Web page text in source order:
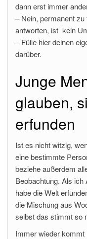
dann erst immer
– Nein, permanent
antworten, ist kein
– Fülle hier deinen
darüber.
Junge
glauben,
erfunden
Ist es nicht witzig,
eine bestimmte
beziehe außerdem
Beobachtung. Als ich
habe die Welt
die Mischung aus
selbst das stimmt so
Immer wieder